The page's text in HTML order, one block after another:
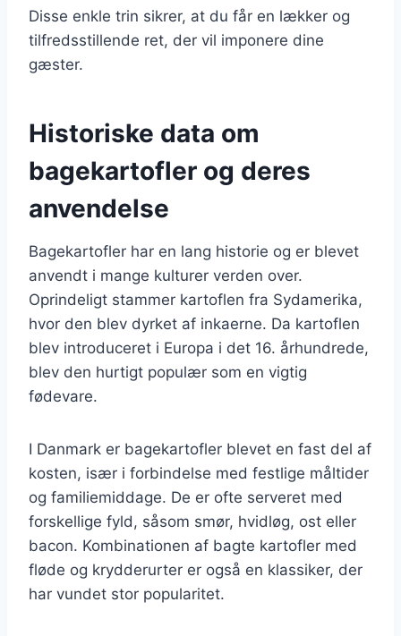
Disse enkle trin sikrer, at du får en lækker og
tilfredsstillende ret, der vil imponere dine
gæster.
Historiske data om
bagekartofler og deres
anvendelse
Bagekartofler har en lang historie og er blevet
anvendt i mange kulturer verden over.
Oprindeligt stammer kartoflen fra Sydamerika,
hvor den blev dyrket af inkaerne. Da kartoflen
blev introduceret i Europa i det 16. århundrede,
blev den hurtigt populær som en vigtig
fødevare.
I Danmark er bagekartofler blevet en fast del af
kosten, især i forbindelse med festlige måltider
og familiemiddage. De er ofte serveret med
forskellige fyld, såsom smør, hvidløg, ost eller
bacon. Kombinationen af bagte kartofler med
fløde og krydderurter er også en klassiker, der
har vundet stor popularitet.